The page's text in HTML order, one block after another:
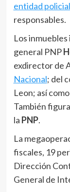
entidad policial
responsables.
Los
general PNP
exdirector de
Nacional; del
Leon; así
También
la PNP.
La
fiscales, 19
Dirección
General de